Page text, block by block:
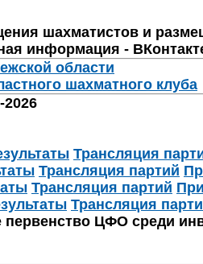
шахматистов и
информация -
области
шахматного клуба
Трансляция
Трансляция партий
Трансляция партий
Трансляция
ЦФО среди